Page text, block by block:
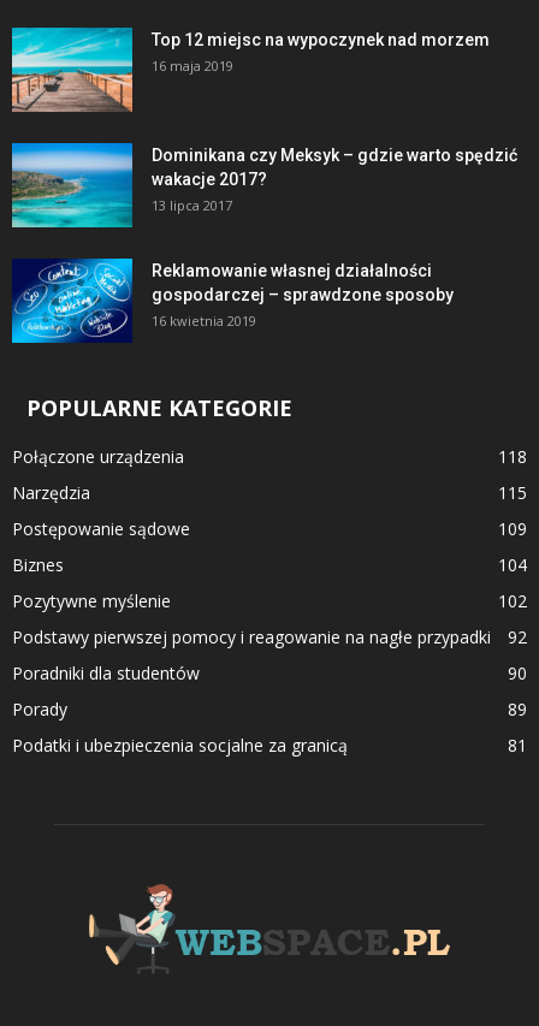
Top 12 miejsc na wypoczynek nad morzem
16 maja 2019
Dominikana czy Meksyk – gdzie warto spędzić
wakacje 2017?
13 lipca 2017
Reklamowanie własnej działalności
gospodarczej – sprawdzone sposoby
16 kwietnia 2019
POPULARNE KATEGORIE
Połączone urządzenia
118
Narzędzia
115
Postępowanie sądowe
109
Biznes
104
Pozytywne myślenie
102
Podstawy pierwszej pomocy i reagowanie na nagłe przypadki
92
Poradniki dla studentów
90
Porady
89
Podatki i ubezpieczenia socjalne za granicą
81